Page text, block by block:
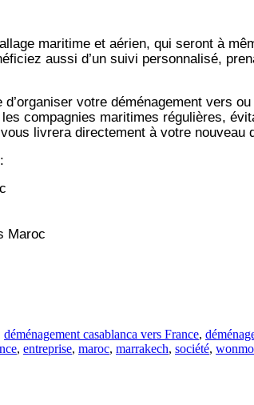
maritime et aérien, qui seront à
aussi d’un suivi personnalisé,
votre déménagement vers
compagnies maritimes régulières,
livrera directement à votre nouveau
Maroc
déménagement casablanca vers France,
, entreprise, maroc, marrakech, société,